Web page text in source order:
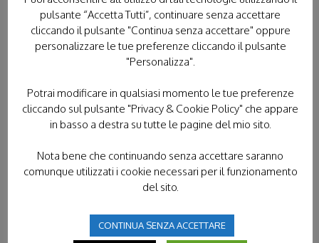
molti volontari si prodigano e tanti giovani dimostrano
buona volontà. Dentro quei muri la sofferenza è tanta,
ma la speranza è come una fiamma di un cero votivo
alimentata dalla fede. «Qui le differenze tra sani e malati
la persona è al centro nella sua unicità. E, soprattutto, si
capisce che il dolore, la fatica, la morte stessa sono
parte di ogni esistenza. Sono temi spesso nascosti,
risposta in una società, come l’attuale, sempre più
individualista ed efficientista. Qui c’è l’amore di Cristo,
di Alvise Sperandio, avvenire.it
pulsante “Accetta Tutti”, continuare senza accettare
cliccando il pulsante "Continua senza accettare" oppure
personalizzare le tue preferenze cliccando il pulsante
"Personalizza".
Potrai modificare in qualsiasi momento le tue preferenze
cliccando sul pulsante "Privacy & Cookie Policy" che appare
in basso a destra su tutte le pagine del mio sito.
Nota bene che continuando senza accettare saranno
comunque utilizzati i cookie necessari per il funzionamento
del sito.
CONTINUA SENZA ACCETTARE